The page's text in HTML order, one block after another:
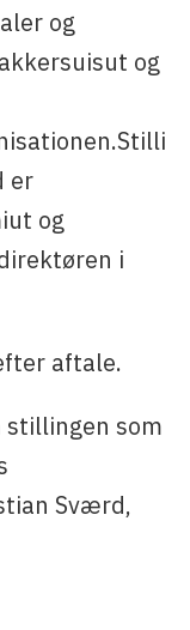
og
og
er
og
i
aftale.
stillingen som
Sværd,